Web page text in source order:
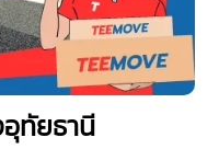
ทัยธานี